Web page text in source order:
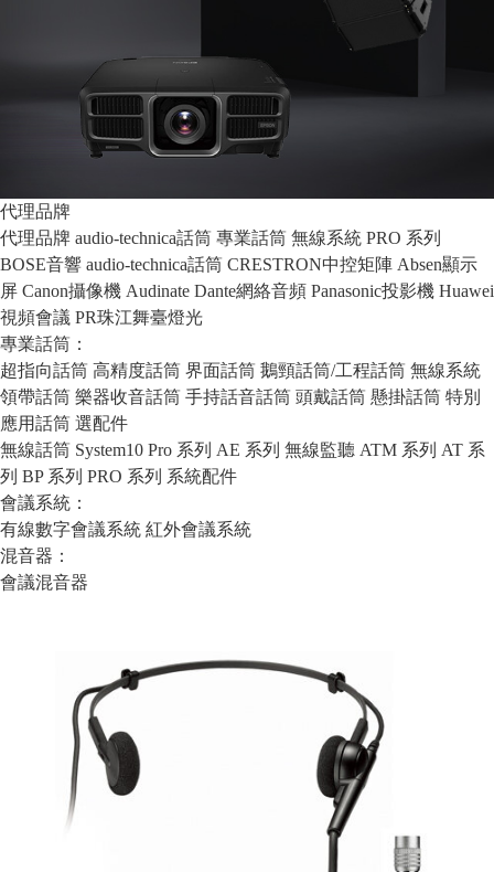
代理品牌
代理品牌 audio-technica話筒 專業話筒 無線系統 PRO 系列
BOSE音響 audio-technica話筒 CRESTRON中控矩陣 Absen顯示
屏 Canon攝像機 Audinate Dante網絡音頻 Panasonic投影機 Huawei
視頻會議 PR珠江舞臺燈光
專業話筒：
超指向話筒 高精度話筒 界面話筒 鵝頸話筒/工程話筒 無線系統
領帶話筒 樂器收音話筒 手持話音話筒 頭戴話筒 懸掛話筒 特別
應用話筒 選配件
無線話筒 System10 Pro 系列 AE 系列 無線監聽 ATM 系列 AT 系
列 BP 系列 PRO 系列 系統配件
會議系統：
有線數字會議系統 紅外會議系統
混音器：
會議混音器